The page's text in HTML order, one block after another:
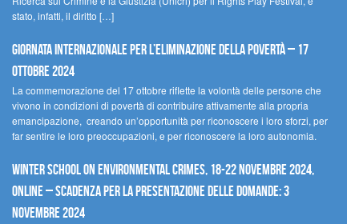
stato, infatti, il diritto […]
Giornata internazionale per l’eliminazione della povertà – 17
ottobre 2024
La commemorazione del 17 ottobre riflette la volontà delle persone che
vivono in condizioni di povertà di contribuire attivamente alla propria
emancipazione, creando un’opportunità per riconoscere i loro sforzi, per
far sentire le loro preoccupazioni, e per riconoscere la loro autonomia.
Winter School on Environmental Crimes, 18-22 novembre 2024,
Online – Scadenza per la presentazione delle domande: 3
novembre 2024